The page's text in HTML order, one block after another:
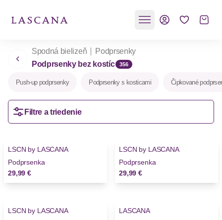
Spodná bielizeň
Podprsenky
Podprsenky bez kostíc
356
Push-up podprsenky Podprsenky s kosticami Čipkované
Filtre a triedenie
LSCN by LASCANA
Podprsenka
29,99 €
LSCN by LASCANA
Podprsenka
29,99 €
LSCN by LASCANA
Novinky
LASCANA